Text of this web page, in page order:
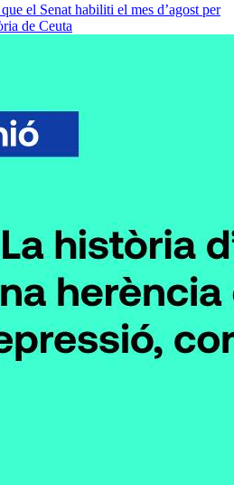
el Senat habiliti el mes d’agost per
de Ceuta